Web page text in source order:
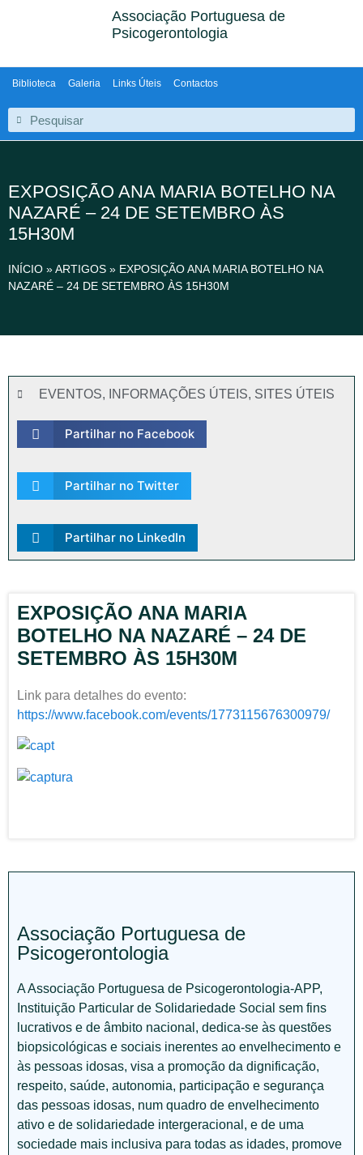
Associação Portuguesa de
Psicogerontologia
Biblioteca Galeria Links Úteis Contactos
EXPOSIÇÃO ANA MARIA BOTELHO NA
NAZARÉ – 24 DE SETEMBRO ÀS
15H30M
INÍCIO »ARTIGOS » EXPOSIÇÃO ANA MARIA BOTELHO NA
NAZARÉ – 24 DE SETEMBRO ÀS 15H30M
EVENTOS, INFORMAÇÕES ÚTEIS, SITES ÚTEIS
Partilhar no Facebook
Partilhar no Twitter
Partilhar no LinkedIn
EXPOSIÇÃO ANA MARIA
BOTELHO NA NAZARÉ – 24 DE
SETEMBRO ÀS 15H30M
Link para detalhes do evento:
https://www.facebook.com/events/1773115676300979/
Associação Portuguesa de
Psicogerontologia
A Associação Portuguesa de Psicogerontologia-APP,
Instituição Particular de Solidariedade Social sem fins
lucrativos e de âmbito nacional, dedica-se às questões
biopsicológicas e sociais inerentes ao envelhecimento e
às pessoas idosas, visa a promoção da dignificação,
respeito, saúde, autonomia, participação e segurança
das pessoas idosas, num quadro de envelhecimento
ativo e de solidariedade intergeracional, e de uma
sociedade mais inclusiva para todas as idades, promove